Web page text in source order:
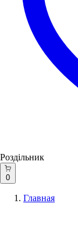
Роздільник
0
Главная